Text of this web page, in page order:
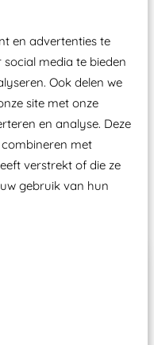
en advertenties te
media te bieden
Ook delen we
site met onze
en analyse. Deze
met
verstrekt of die ze
gebruik van hun
-plaatje en
een Nederlands
laten keuren zodat
Attractie- en